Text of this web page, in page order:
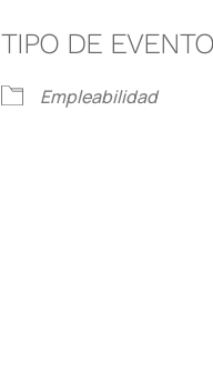
iCalendar
TIPO DE EVENTO
Empleabilidad